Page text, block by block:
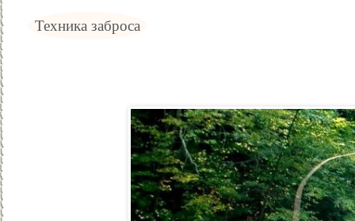
Техника заброса